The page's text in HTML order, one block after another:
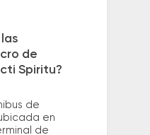
de
Spiritu?
de
en
de